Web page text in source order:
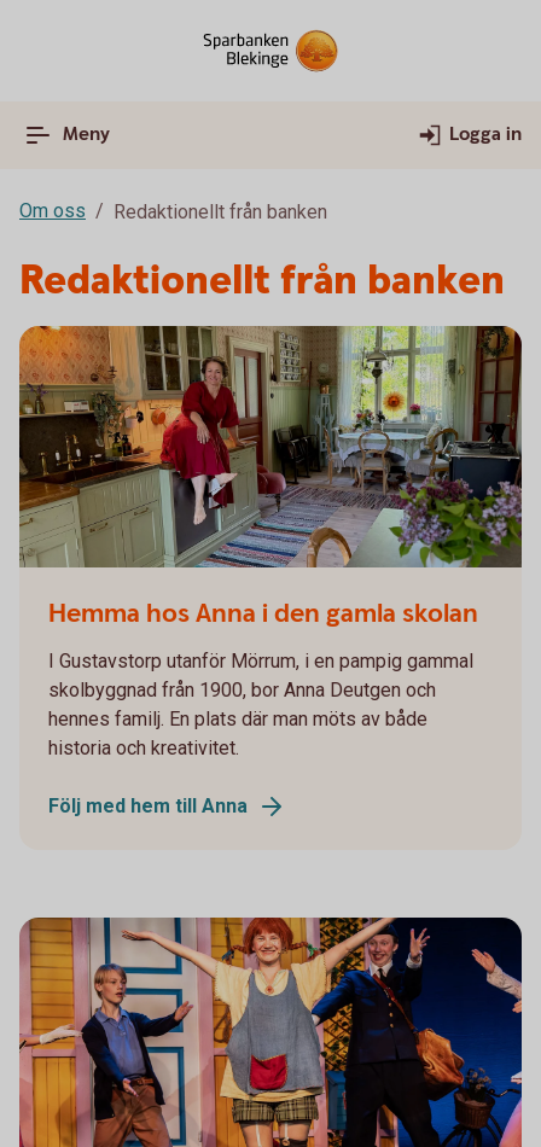
Meny Logga in
Om oss Redaktionellt från banken
Redaktionellt från banken
Hemma hos Anna i den gamla skolan
I Gustavstorp utanför Mörrum, i en pampig gammal
skolbyggnad från 1900, bor Anna Deutgen och
hennes familj. En plats där man möts av både
historia och kreativitet.
Följ med hem till Anna